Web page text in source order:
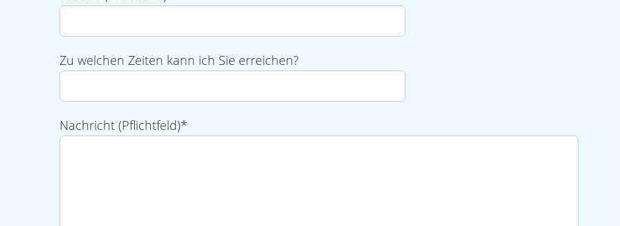
Zu welchen Zeiten kann ich Sie erreichen?
Nachricht (Pflichtfeld)*